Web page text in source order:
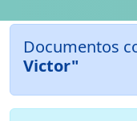
Documentos
Victor"